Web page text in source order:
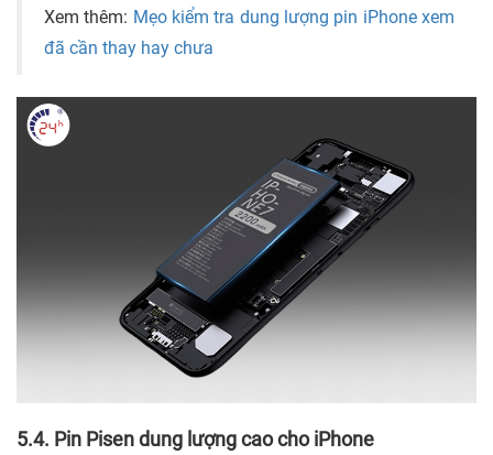
Xem thêm: Mẹo kiểm tra dung lượng pin iPhone xem
đã cần thay hay chưa
5.4. Pin Pisen dung lượng cao cho iPhone